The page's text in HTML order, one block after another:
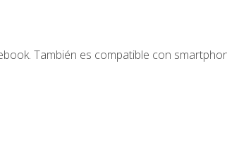
También es compatible con